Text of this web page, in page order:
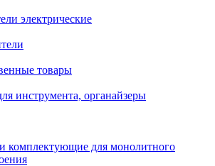
электрические
товары
инструмента, органайзеры
комплектующие для монолитного